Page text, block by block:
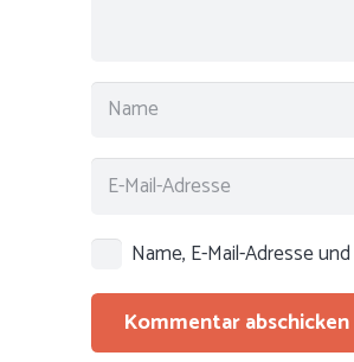
Name, E-Mail-Adresse
Kommentar abschicken